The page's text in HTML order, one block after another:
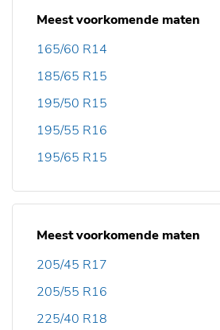
Meest voorkomende maten
165/60 R14
185/65 R15
195/50 R15
195/55 R16
195/65 R15
Meest voorkomende maten
205/45 R17
205/55 R16
225/40 R18